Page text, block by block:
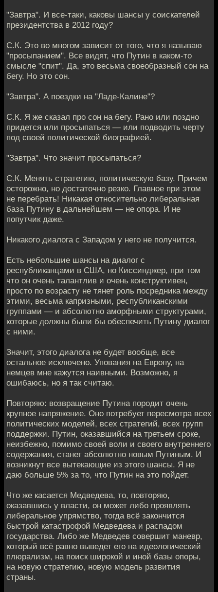
"Завтра". И все-таки, каковы шансы у соискателей
президентства в 2012 году?
С.К. Это во многом зависит от того, что я называю
"просыпанием". Все видят, что Путин в каком-то
смысле "спит". Да, это весьма своеобразный сон на
бегу. Но это сон.
"Завтра". А поездки на "Ладе-Калине"?
С.К. Я же сказал про сон на бегу. Рано или поздно
придется или просыпаться — или подводить черту
под своей политической биографией.
"Завтра". Что значит просыпаться?
С.К. Менять стратегию, политическую базу. Причем
осторожно, но достаточно резко. Главное при этом
не перебрать! Никакая относительно либеральная
база Путину в дальнейшем — не опора. И не
попутчик даже.
Никакого диалога с Западом у него не получится.
Есть небольшие шансы на диалог с
республиканцами в США, но Киссинджер, при том
что он очень талантлив и очень конструктивен,
просто по возрасту не тянет роль посредника между
этими, весьма капризными, республиканскими
группами — и абсолютно аморфными структурами,
которые должны были бы обеспечить Путину диалог
с ними.
Значит, этого диалога не будет вообще, все
остальное исключено. Упования на Европу, на
немцев мне кажутся наивными. Возможно, я
ошибаюсь, но я так считаю.
Повторяю: возвращение Путина породит очень
крупное напряжение. Оно потребует пересмотра всех
политических моделей, всех стратегий, всех групп
поддержки. Путин, оказавшийся на третьем сроке,
неизбежно, помимо своей воли и своего внутреннего
содержания, станет абсолютно новым Путиным. И
возникнут все вытекающие из этого шансы. Я не
даю больше 5% за то, что Путин на это пойдет.
Что же касается Медведева, то, повторяю,
оказавшись у власти, он может либо проявлять
либеральное упрямство, тогда всё закончится
быстрой катастрофой Медведева и распадом
государства. Либо же Медведев совершит маневр,
который всё равно выведет его на идеологический
плюрализм, на поиск широкой и иной базы опоры,
на новую стратегию, новую модель развития
страны.